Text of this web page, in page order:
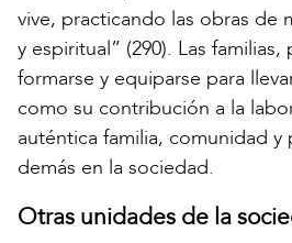
vive, practicando las obras de
y espiritual” (290). Las
formarse y equiparse para
como su contribución a la
auténtica familia, comunidad
demás en la sociedad.
Otras unidades de la